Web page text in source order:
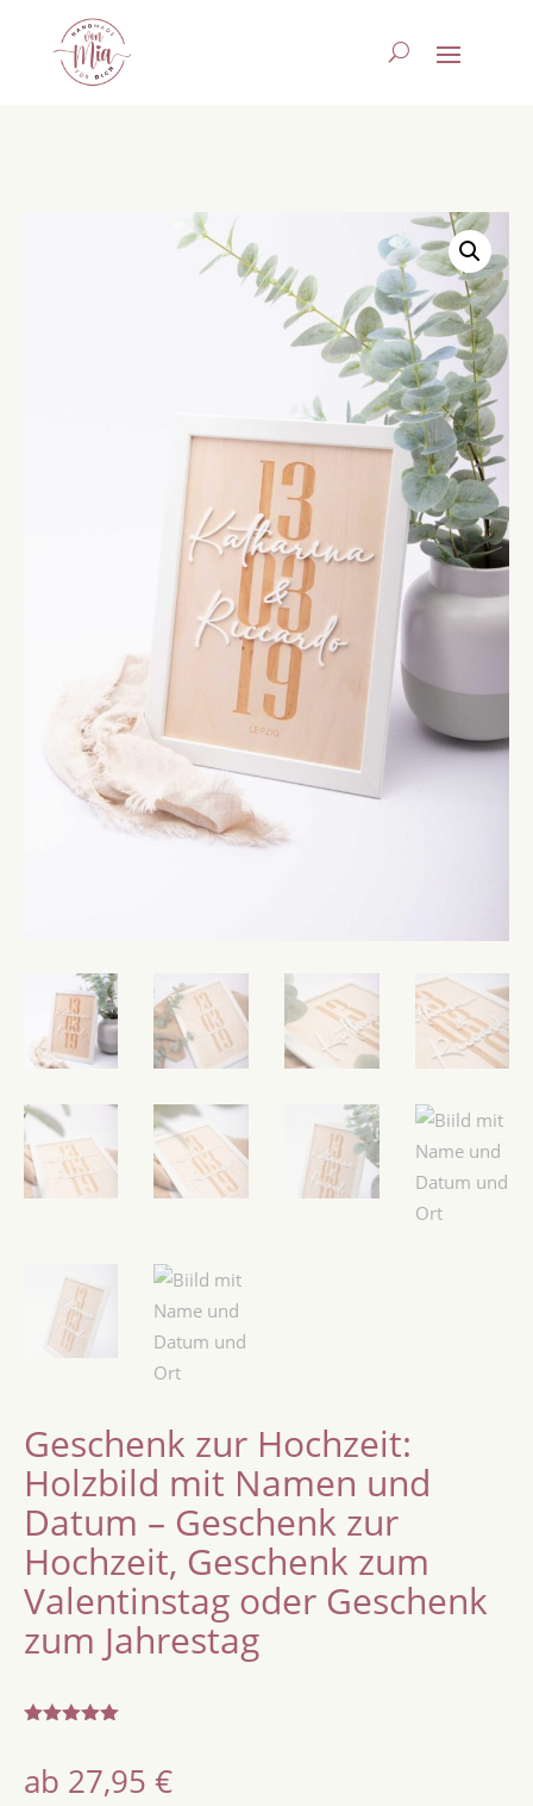
Geschenk zur Hochzeit:
Holzbild mit Namen und
Datum – Geschenk zur
Hochzeit, Geschenk zum
Valentinstag oder Geschenk
zum Jahrestag
von 5,
basierend
ab 27,95 €